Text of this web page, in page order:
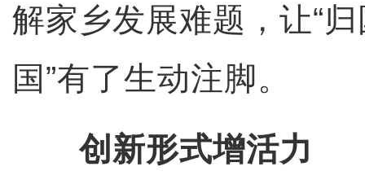
解家乡发展难题，让“归
国”有了生动注脚。
创新形式增活力